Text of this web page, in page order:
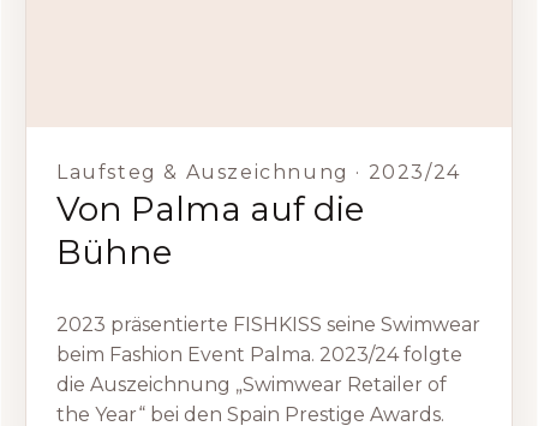
Laufsteg & Auszeichnung · 2023/24
Von Palma auf die
Bühne
2023 präsentierte FISHKISS seine Swimwear
beim Fashion Event Palma. 2023/24 folgte
die Auszeichnung „Swimwear Retailer of
the Year“ bei den Spain Prestige Awards.